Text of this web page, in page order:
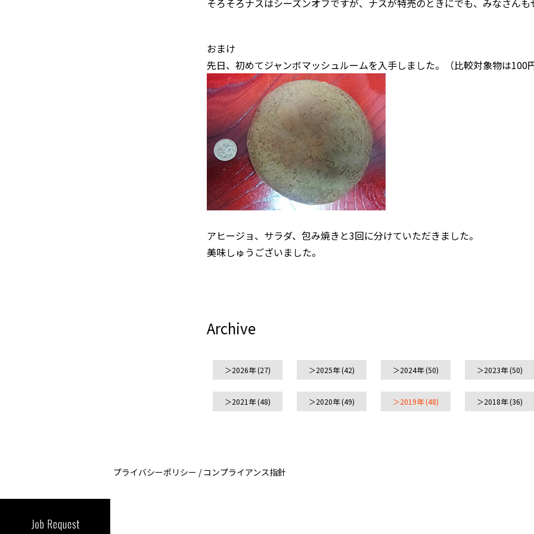
そろそろナスはシーズンオフですが、ナスが特売のときにでも、みなさんも
おまけ
先日、初めてジャンボマッシュルームを入手しました。（比較対象物は100円
アヒージョ、サラダ、包み焼きと3回に分けていただきました。
美味しゅうございました。
Archive
2026年(27) 2025年(42) 2024年(50) 2023年(50)
2021年(48) 2020年(49) 2019年(48) 2018年(36)
プライバシーポリシー /コンプライアンス指針